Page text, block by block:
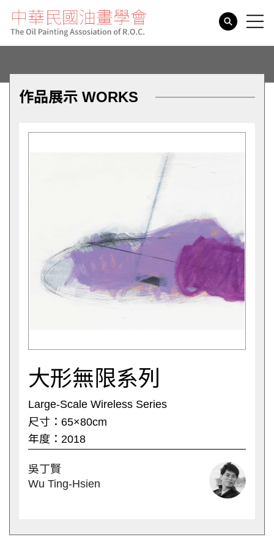
search
作品展示 WORKS
大形無限系列
Large-Scale Wireless Series
尺寸：65×80cm
年度：2018
吳丁賢
Wu Ting-Hsien